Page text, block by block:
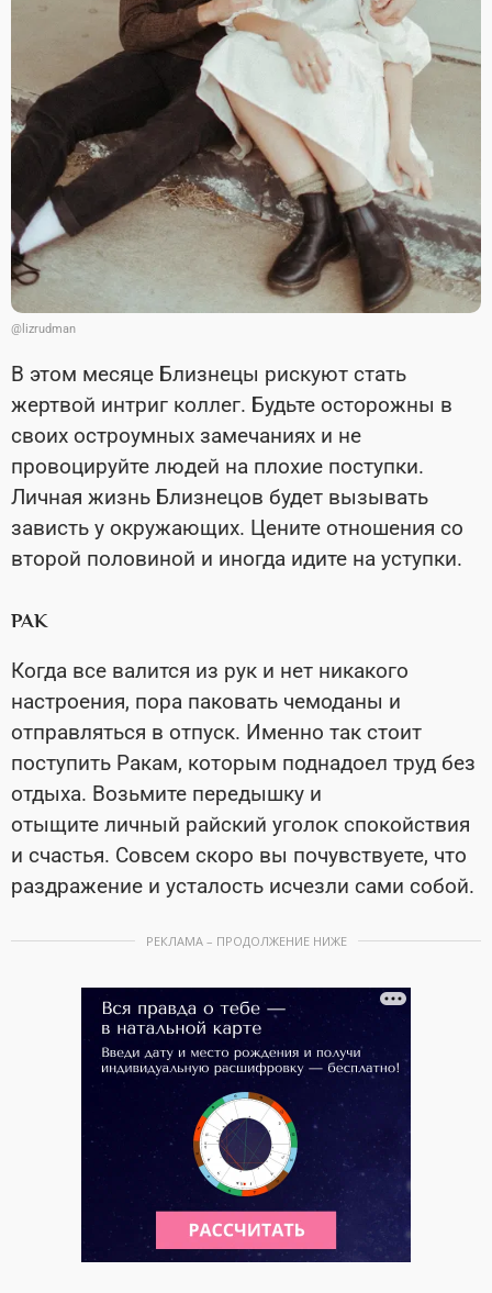
@lizrudman
В этом месяце Близнецы рискуют стать
жертвой интриг коллег. Будьте осторожны в
своих остроумных замечаниях и не
провоцируйте людей на плохие поступки.
Личная жизнь Близнецов будет вызывать
зависть у окружающих. Цените отношения со
второй половиной и иногда идите на уступки.
РАК
Когда все валится из рук и нет никакого
настроения, пора паковать чемоданы и
отправляться в отпуск. Именно так стоит
поступить Ракам, которым поднадоел труд без
отдыха. Возьмите передышку и
отыщите личный райский уголок спокойствия
и счастья. Совсем скоро вы почувствуете, что
раздражение и усталость исчезли сами собой.
РЕКЛАМА – ПРОДОЛЖЕНИЕ НИЖЕ